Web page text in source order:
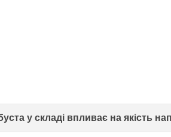
у складі впливає на якість